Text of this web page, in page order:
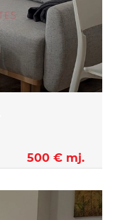
500 € mj.